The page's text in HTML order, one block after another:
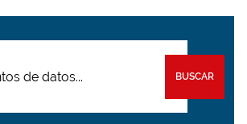
BUSCAR